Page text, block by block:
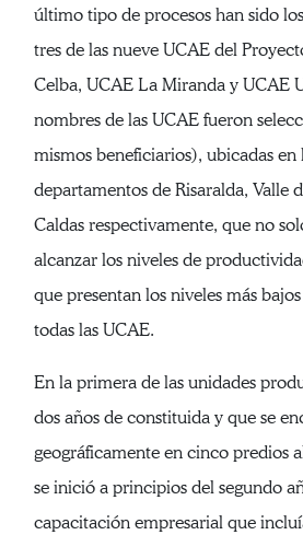
último tipo de procesos han sido
tres de las nueve UCAE del
Celba, UCAE La Miranda y UCAE
nombres de las UCAE fueron
mismos beneficiarios), ubicadas en
departamentos de Risaralda, Valle
Caldas respectivamente, que no
alcanzar los niveles de
que presentan los niveles más
todas las UCAE.
En la primera de las unidades
dos años de constituida y que se
geográficamente en cinco predios
se inició a principios del segundo
capacitación empresarial que